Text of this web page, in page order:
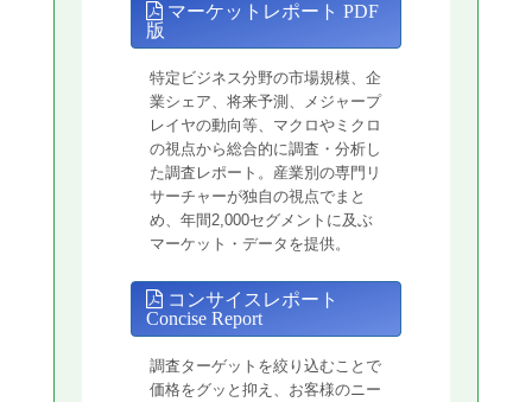
マーケットレポート PDF
版
特定ビジネス分野の市場規模、企
業シェア、将来予測、メジャープ
レイヤの動向等、マクロやミクロ
の視点から総合的に調査・分析し
た調査レポート。産業別の専門リ
サーチャーが独自の視点でまと
め、年間2,000セグメントに及ぶ
マーケット・データを提供。
コンサイスレポート
Concise Report
調査ターゲットを絞り込むことで
価格をグッと抑え、お客様のニー